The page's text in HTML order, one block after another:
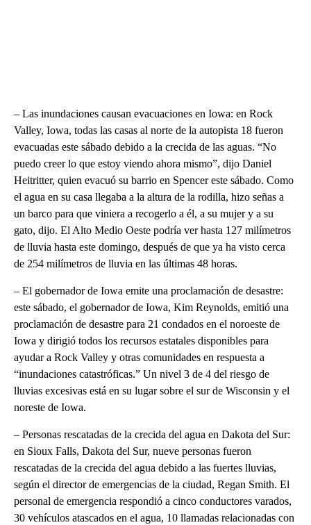
– Las inundaciones causan evacuaciones en Iowa: en Rock
Valley, Iowa, todas las casas al norte de la autopista 18 fueron
evacuadas este sábado debido a la crecida de las aguas. “No
puedo creer lo que estoy viendo ahora mismo”, dijo Daniel
Heitritter, quien evacuó su barrio en Spencer este sábado. Como
el agua en su casa llegaba a la altura de la rodilla, hizo señas a
un barco para que viniera a recogerlo a él, a su mujer y a su
gato, dijo. El Alto Medio Oeste podría ver hasta 127 milímetros
de lluvia hasta este domingo, después de que ya ha visto cerca
de 254 milímetros de lluvia en las últimas 48 horas.
– El gobernador de Iowa emite una proclamación de desastre:
este sábado, el gobernador de Iowa, Kim Reynolds, emitió una
proclamación de desastre para 21 condados en el noroeste de
Iowa y dirigió todos los recursos estatales disponibles para
ayudar a Rock Valley y otras comunidades en respuesta a
“inundaciones catastróficas.” Un nivel 3 de 4 del riesgo de
lluvias excesivas está en su lugar sobre el sur de Wisconsin y el
noreste de Iowa.
– Personas rescatadas de la crecida del agua en Dakota del Sur:
en Sioux Falls, Dakota del Sur, nueve personas fueron
rescatadas de la crecida del agua debido a las fuertes lluvias,
según el director de emergencias de la ciudad, Regan Smith. El
personal de emergencia respondió a cinco conductores varados,
30 vehículos atascados en el agua, 10 llamadas relacionadas con